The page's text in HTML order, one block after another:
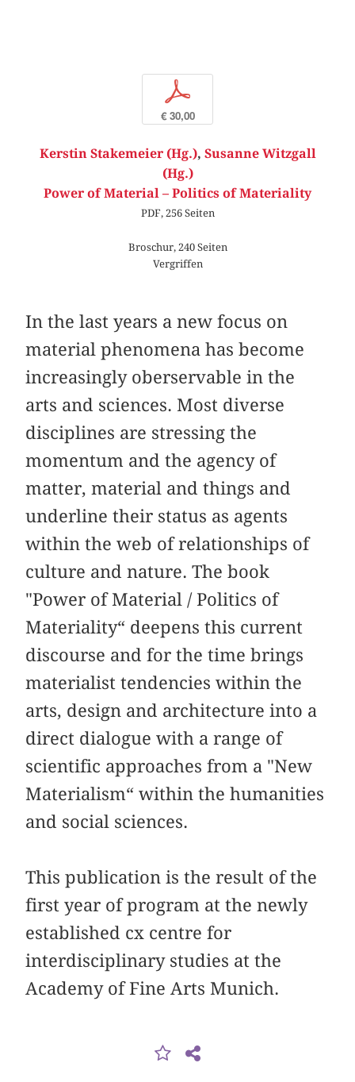
p
€ 30,00
Kerstin Stakemeier (Hg.), Susanne Witzgall
(Hg.)
Power of Material – Politics of Materiality
PDF, 256 Seiten
Broschur, 240 Seiten
Vergriffen
In the last years a new focus on
material phenomena has become
increasingly oberservable in the
arts and sciences. Most diverse
disciplines are stressing the
momentum and the agency of
matter, material and things and
underline their status as agents
within the web of relationships of
culture and nature. The book
"Power of Material / Politics of
Materiality“ deepens this current
discourse and for the time brings
materialist tendencies within the
arts, design and architecture into a
direct dialogue with a range of
scientific approaches from a "New
Materialism“ within the humanities
and social sciences.
This publication is the result of the
first year of program at the newly
established cx centre for
interdisciplinary studies at the
Academy of Fine Arts Munich.